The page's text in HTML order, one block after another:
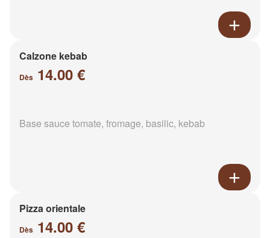
Calzone kebab
Dès 14.00 €
Base sauce tomate, fromage, basilic, kebab
Pizza orientale
Dès 14.00 €